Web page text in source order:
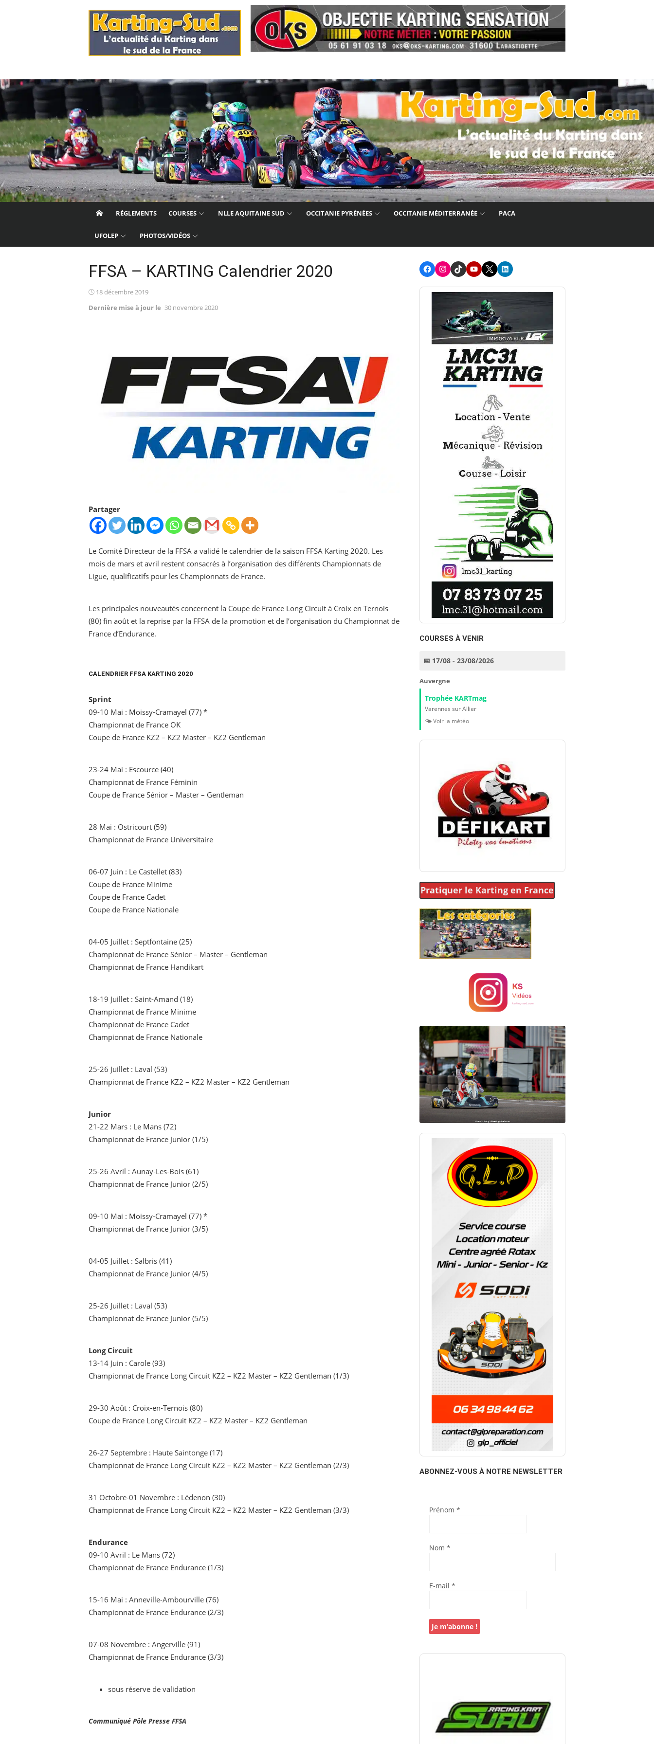
RÈGLEMENTS COURSES NLLE AQUITAINE SUD OCCITANIE PYRÉNÉES OCCITANIE MÉDITERRANÉE PACA
UFOLEP PHOTOS/VIDÉOS
FFSA – KARTING Calendrier 2020
Posted
18 décembre 2019
Dernière mise à jour le 30 novembre 2020
Partager
Le Comité Directeur de la FFSA a validé le calendrier de la saison FFSA Karting 2020. Les
mois de mars et avril restent consacrés à l’organisation des différents Championnats de
Ligue, qualificatifs pour les Championnats de France.
Les principales nouveautés concernent la Coupe de France Long Circuit à Croix en Ternois
(80) fin août et la reprise par la FFSA de la promotion et de l’organisation du Championnat de
France d’Endurance.
CALENDRIER FFSA KARTING 2020
Sprint
09-10 Mai : Moissy-Cramayel (77) *
Championnat de France OK
Coupe de France KZ2 – KZ2 Master – KZ2 Gentleman
23-24 Mai : Escource (40)
Championnat de France Féminin
Coupe de France Sénior – Master – Gentleman
28 Mai : Ostricourt (59)
Championnat de France Universitaire
06-07 Juin : Le Castellet (83)
Coupe de France Minime
Coupe de France Cadet
Coupe de France Nationale
04-05 Juillet : Septfontaine (25)
Championnat de France Sénior – Master – Gentleman
Championnat de France Handikart
18-19 Juillet : Saint-Amand (18)
Championnat de France Minime
Championnat de France Cadet
Championnat de France Nationale
25-26 Juillet : Laval (53)
Championnat de France KZ2 – KZ2 Master – KZ2 Gentleman
Junior
21-22 Mars : Le Mans (72)
Championnat de France Junior (1/5)
25-26 Avril : Aunay-Les-Bois (61)
Championnat de France Junior (2/5)
09-10 Mai : Moissy-Cramayel (77) *
Championnat de France Junior (3/5)
04-05 Juillet : Salbris (41)
Championnat de France Junior (4/5)
25-26 Juillet : Laval (53)
Championnat de France Junior (5/5)
Long Circuit
13-14 Juin : Carole (93)
Championnat de France Long Circuit KZ2 – KZ2 Master – KZ2 Gentleman (1/3)
29-30 Août : Croix-en-Ternois (80)
Coupe de France Long Circuit KZ2 – KZ2 Master – KZ2 Gentleman
26-27 Septembre : Haute Saintonge (17)
Championnat de France Long Circuit KZ2 – KZ2 Master – KZ2 Gentleman (2/3)
31 Octobre-01 Novembre : Lédenon (30)
Championnat de France Long Circuit KZ2 – KZ2 Master – KZ2 Gentleman (3/3)
Endurance
09-10 Avril : Le Mans (72)
Championnat de France Endurance (1/3)
15-16 Mai : Anneville-Ambourville (76)
Championnat de France Endurance (2/3)
07-08 Novembre : Angerville (91)
Championnat de France Endurance (3/3)
sous réserve de validation
Communiqué Pôle Presse FFSA
FacebookInstagram
TikTokYoutube
X LinkedIn
COURSES À VENIR
📅 17/08 - 23/08/2026
Auvergne
Trophée KARTmag
Varennes sur Allier
🌤️ Voir la météo
Pratiquer le Karting en France
ABONNEZ-VOUS À NOTRE NEWSLETTER
Prénom *
Nom *
E-mail *